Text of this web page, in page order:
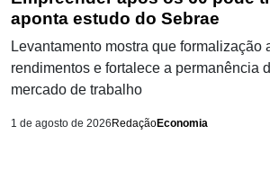
aponta estudo do Sebrae
Levantamento mostra que formalização
rendimentos e fortalece a permanência
mercado de trabalho
1 de agosto de 2026 RedaçãoEconomia